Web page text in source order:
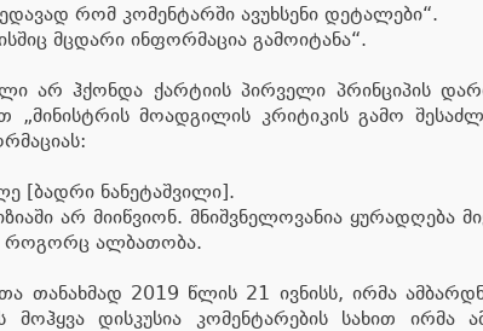
რომ კომენტარში ავუხსენი დეტალები“.
მცდარი ინფორმაცია გამოიტანა“.
არ ჰქონდა ქარტიის პირველი პრინციპის
„მინისტრის მოადგილის კრიტიკის გამო
[ბადრი ნანეტაშვილი].
არ მიიწვიონ. მნიშვნელოვანია ყურადღება
როგორც ალბათობა.
თანახმად 2019 წლის 21 ივნისს, ირმა
დისკუსია კომენტარების სახით